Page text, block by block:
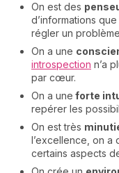
On est des
d’informations
régler un
On a une
introspection n’a
par cœur.
On a une forte
repérer les
On est très
l’excellence, on a
certains aspects